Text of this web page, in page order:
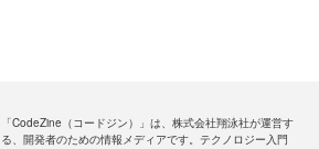
「CodeZine（コードジン）」は、株式会社翔泳社が運営す
る、開発者のための情報メディアです。テクノロジー入門